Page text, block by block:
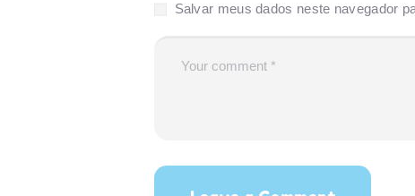
Salvar meus dados neste navegador